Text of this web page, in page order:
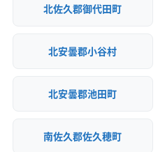
北佐久郡御代田町
北安曇郡小谷村
北安曇郡池田町
南佐久郡佐久穂町